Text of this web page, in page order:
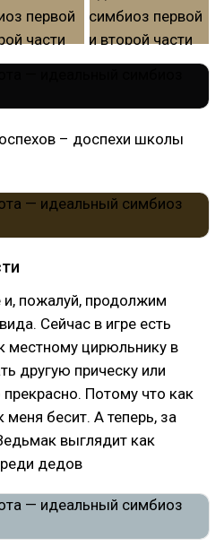
– доспехи школы
пожалуй, продолжим
Сейчас в игре есть
местному цирюльнику в
другую прическу или
Потому что как
меня бесит. А теперь, за
выглядит как
дедов